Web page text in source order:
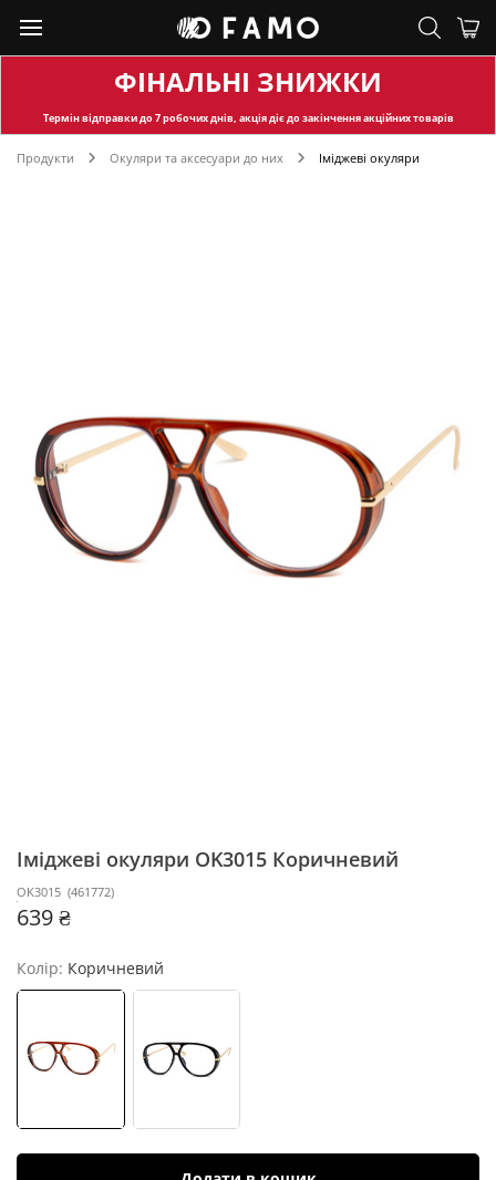
ФІНАЛЬНІ ЗНИЖКИ
Термін відправкидо 7 робочих днів, акція діє до закінчення акційних товарів
Продукти Окуляри та аксесуари до них Іміджеві окуляри
Іміджеві окуляри OK3015 Коричневий
OK3015 (461772)
639 ₴
Колір: Коричневий